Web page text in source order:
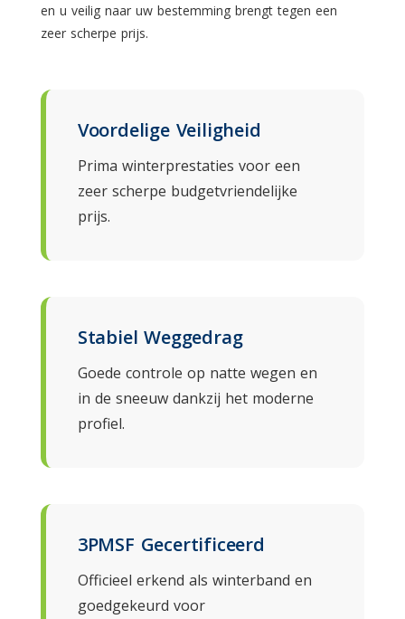
en u veilig naar uw bestemming brengt tegen een
zeer scherpe prijs.
Voordelige Veiligheid
Prima winterprestaties voor een
zeer scherpe budgetvriendelijke
prijs.
Stabiel Weggedrag
Goede controle op natte wegen en
in de sneeuw dankzij het moderne
profiel.
3PMSF Gecertificeerd
Officieel erkend als winterband en
goedgekeurd voor